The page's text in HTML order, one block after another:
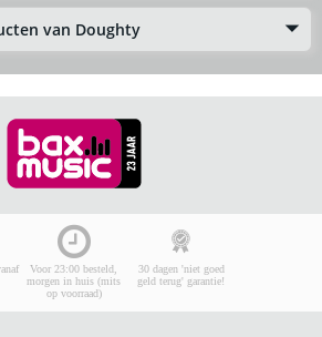
van Doughty
Voor 23:00 besteld,
morgen in huis (mits
op voorraad)
30 dagen 'niet goed
geld terug' garantie!